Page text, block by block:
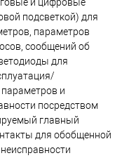
и цифровые
подсветкой) для
параметров
сообщений об
для
и
посредством
главный
для обобщенной